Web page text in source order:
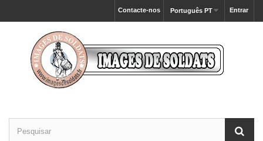
Entrar
Português PT
Contacte-nos